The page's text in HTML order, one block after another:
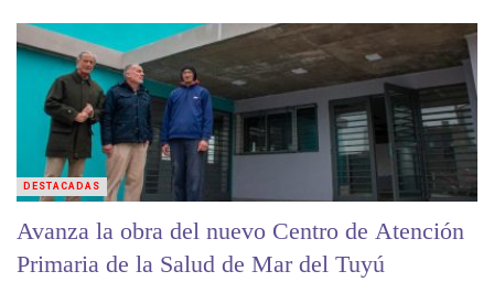
Avanza la obra del nuevo Centro de Atención
Primaria de la Salud de Mar del Tuyú
DESTACADAS